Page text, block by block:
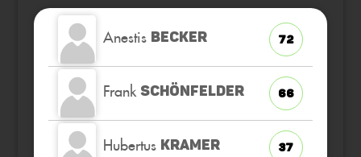
Anestis BECKER 72
Frank SCHÖNFELDER 66
Hubertus KRAMER 37